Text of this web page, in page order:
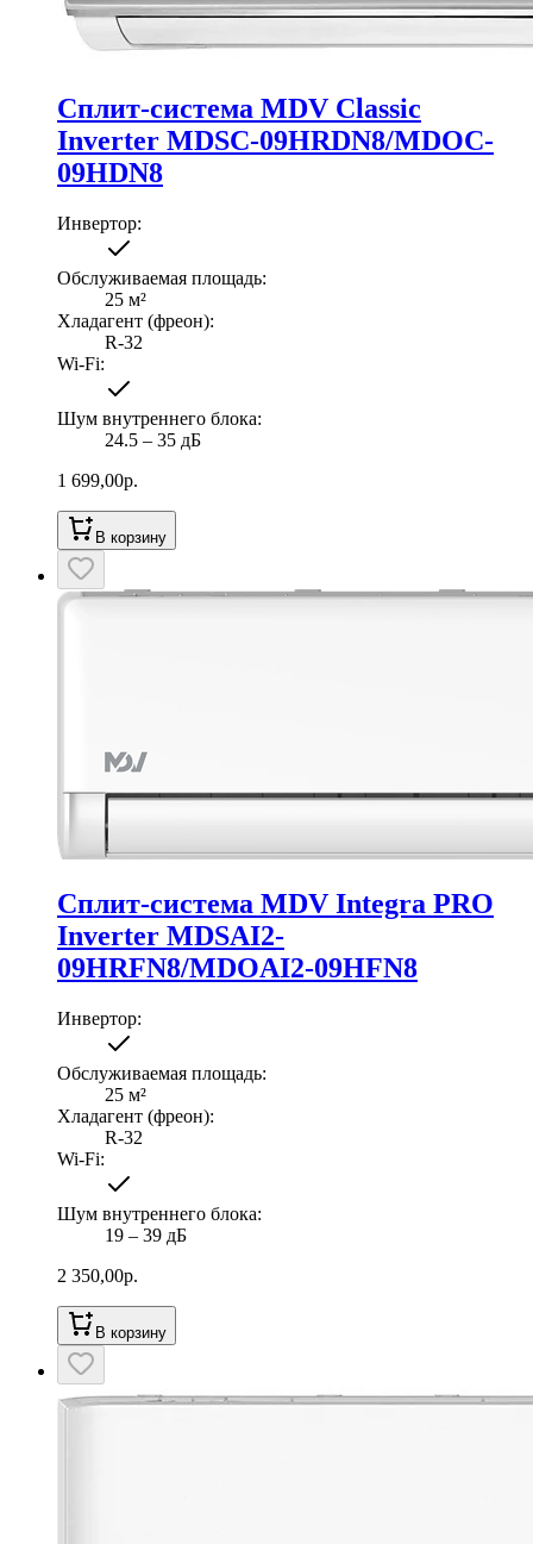
Сплит-система MDV Classic
Inverter MDSC-09HRDN8/MDOC-
09HDN8
Инвертор:
Обслуживаемая площадь:
25 м²
Хладагент (фреон):
R-32
Wi-Fi:
Шум внутреннего блока:
24.5 ‒ 35 дБ
1 699,00р.
В корзину
Сплит-система MDV Integra PRO
Inverter MDSAI2-
09HRFN8/MDOAI2-09HFN8
Инвертор:
Обслуживаемая площадь:
25 м²
Хладагент (фреон):
R-32
Wi-Fi:
Шум внутреннего блока:
19 ‒ 39 дБ
2 350,00р.
В корзину